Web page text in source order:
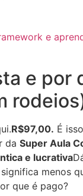
e
e por
R$97,00. É
da Super Aula
e lucrativa
menos
que é pago?